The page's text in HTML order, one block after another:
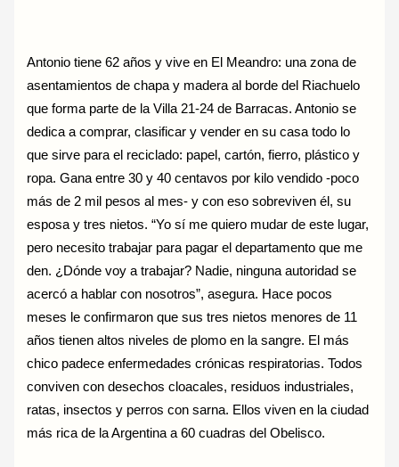
Antonio tiene 62 años y vive en El Meandro: una zona de
asentamientos de chapa y madera al borde del Riachuelo
que forma parte de la Villa 21-24 de Barracas. Antonio se
dedica a comprar, clasificar y vender en su casa todo lo
que sirve para el reciclado: papel, cartón, fierro, plástico y
ropa. Gana entre 30 y 40 centavos por kilo vendido -poco
más de 2 mil pesos al mes- y con eso sobreviven él, su
esposa y tres nietos. “Yo sí me quiero mudar de este lugar,
pero necesito trabajar para pagar el departamento que me
den. ¿Dónde voy a trabajar? Nadie, ninguna autoridad se
acercó a hablar con nosotros”, asegura. Hace pocos
meses le confirmaron que sus tres nietos menores de 11
años tienen altos niveles de plomo en la sangre. El más
chico padece enfermedades crónicas respiratorias. Todos
conviven con desechos cloacales, residuos industriales,
ratas, insectos y perros con sarna. Ellos viven en la ciudad
más rica de la Argentina a 60 cuadras del Obelisco.